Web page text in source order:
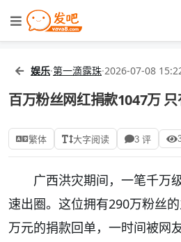
娱乐·第一滴露珠·2026-07-08
百万粉丝网红捐款1047万
繁体 大字阅读 3 评
广西洪灾期间，一笔千万
速出圈。这位拥有290万粉丝
万元的捐款回单，一时间被网